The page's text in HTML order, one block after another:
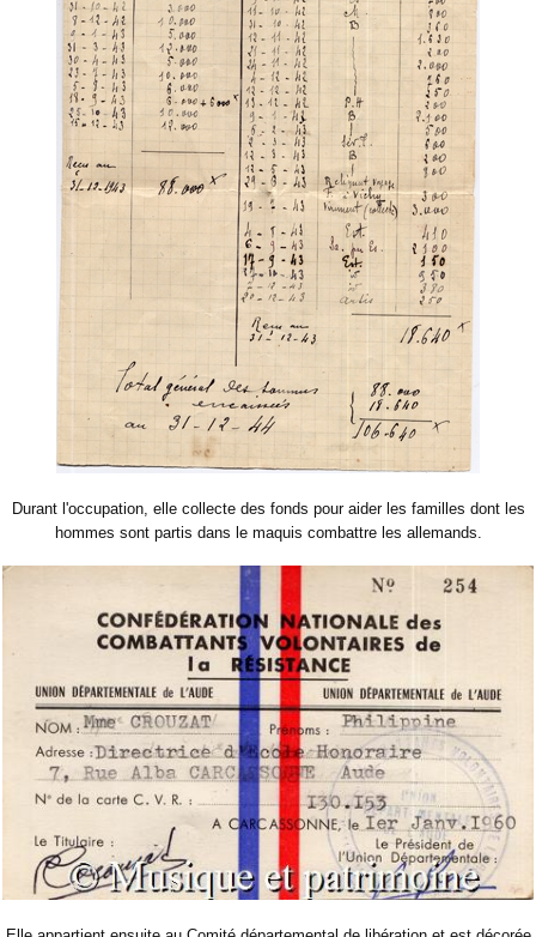
Durant l'occupation, elle collecte des fonds pour aider les familles dont les
hommes sont partis dans le maquis combattre les allemands.